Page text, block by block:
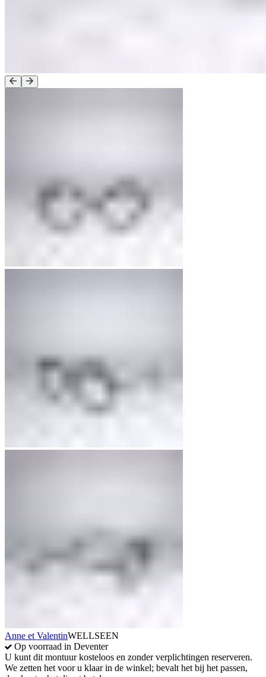
Anne et ValentinWELLSEEN
Op voorraad in Deventer
U kunt dit montuur kosteloos en zonder verplichtingen reserveren.
We zetten het voor u klaar in de winkel; bevalt het bij het passen,